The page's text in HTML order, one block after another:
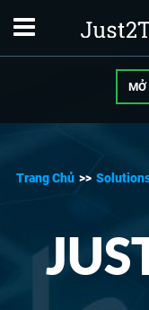
MỞ
Trang Chủ >>